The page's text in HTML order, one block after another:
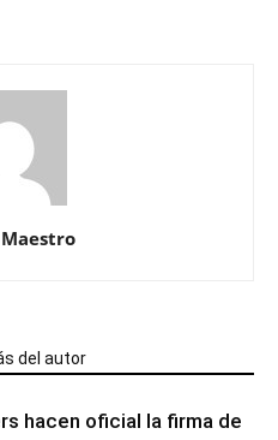
del autor
hacen oficial la firma de